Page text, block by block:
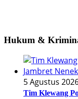
Hukum &
5 Agustus
Tim Klewang